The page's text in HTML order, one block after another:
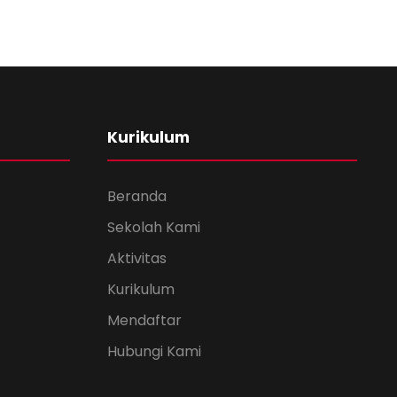
Kurikulum
Beranda
Sekolah Kami
Aktivitas
Kurikulum
Mendaftar
Hubungi Kami